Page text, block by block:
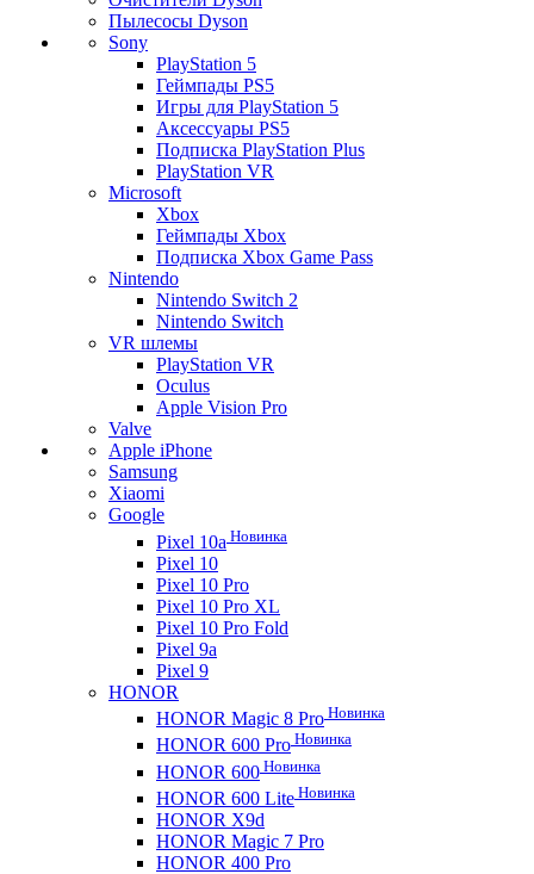
Пылесосы Dyson
Sony
PlayStation 5
Геймпады PS5
Игры для PlayStation 5
Аксессуары PS5
Подписка PlayStation Plus
PlayStation VR
Microsoft
Xbox
Геймпады Xbox
Подписка Xbox Game Pass
Nintendo
Nintendo Switch 2
Nintendo Switch
VR шлемы
PlayStation VR
Oculus
Apple Vision Pro
Valve
Apple iPhone
Samsung
Xiaomi
Google
Pixel 10a Новинка
Pixel 10
Pixel 10 Pro
Pixel 10 Pro XL
Pixel 10 Pro Fold
Pixel 9a
Pixel 9
HONOR
HONOR Magic 8 Pro Новинка
HONOR 600 Pro Новинка
HONOR 600 Новинка
HONOR 600 Lite Новинка
HONOR X9d
HONOR Magic 7 Pro
HONOR 400 Pro